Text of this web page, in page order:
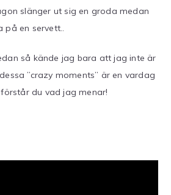
slänger ut sig en groda medan
på en servett..
så kände jag bara att jag inte är
”crazy moments” är en vardag
du vad jag menar!